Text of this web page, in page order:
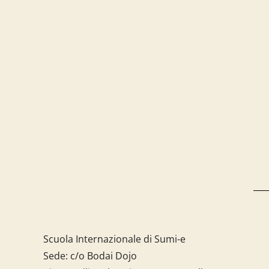
Scuola Internazionale di Sumi-e
Sede: c/o Bodai Dojo